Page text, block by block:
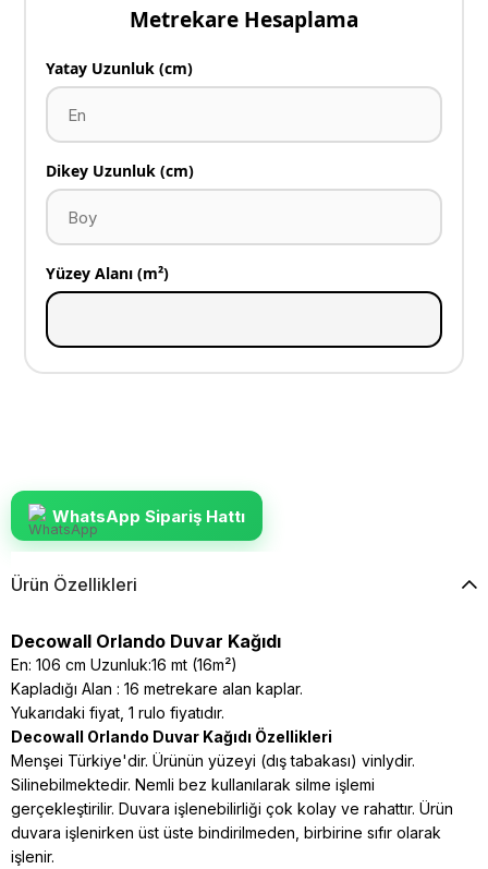
Metrekare Hesaplama
Yatay Uzunluk (cm)
Dikey Uzunluk (cm)
Yüzey Alanı (m²)
WhatsApp Sipariş Hattı
Ürün Özellikleri
Decowall Orlando Duvar Kağıdı
En: 106 cm Uzunluk:16 mt (16m²)
Kapladığı Alan : 16 metrekare alan kaplar.
Yukarıdaki fiyat, 1 rulo fiyatıdır.
Decowall Orlando Duvar Kağıdı Özellikleri
Menşei Türkiye'dir. Ürünün yüzeyi (dış tabakası) vinlydir.
Silinebilmektedir. Nemli bez kullanılarak silme işlemi
gerçekleştirilir. Duvara işlenebilirliği çok kolay ve rahattır. Ürün
duvara işlenirken üst üste bindirilmeden, birbirine sıfır olarak
işlenir.